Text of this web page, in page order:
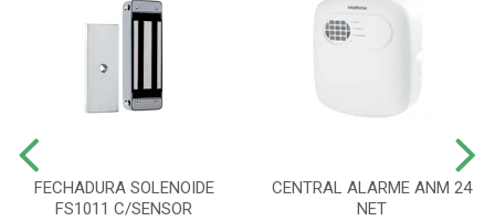
FECHADURA SOLENOIDE
FS1011 C/SENSOR
CENTRAL ALARME ANM 24
NET